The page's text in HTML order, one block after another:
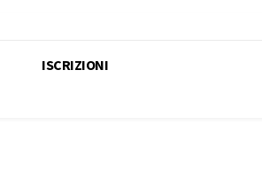
ISCRIZIONI